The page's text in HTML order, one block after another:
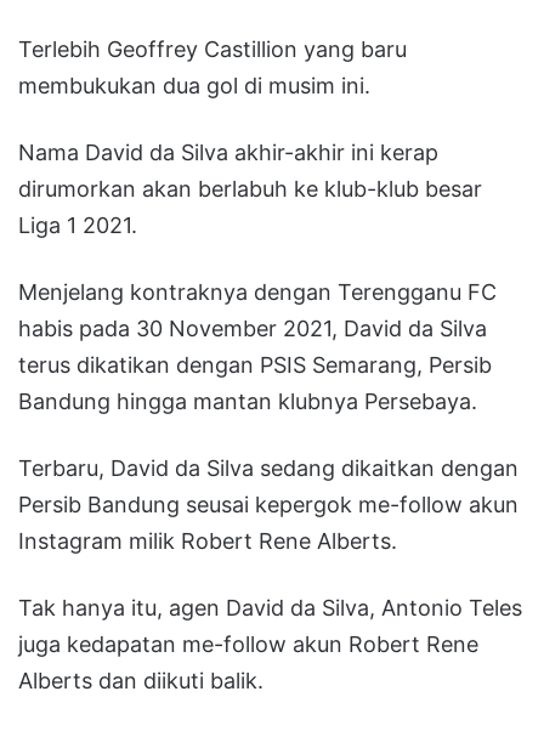
Terlebih Geoffrey Castillion yang baru
membukukan dua gol di musim ini.
Nama David da Silva akhir-akhir ini kerap
dirumorkan akan berlabuh ke klub-klub besar
Liga 1 2021.
Menjelang kontraknya dengan Terengganu FC
habis pada 30 November 2021, David da Silva
terus dikatikan dengan PSIS Semarang, Persib
Bandung hingga mantan klubnya Persebaya.
Terbaru, David da Silva sedang dikaitkan dengan
Persib Bandung seusai kepergok me-follow akun
Instagram milik Robert Rene Alberts.
Tak hanya itu, agen David da Silva, Antonio Teles
juga kedapatan me-follow akun Robert Rene
Alberts dan diikuti balik.